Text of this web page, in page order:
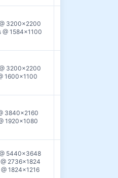
3200×2200
@ 1584×1100
3200×2200
1600×1100
3840×2160
1920×1080
5440×3648
2736×1824
1824×1216